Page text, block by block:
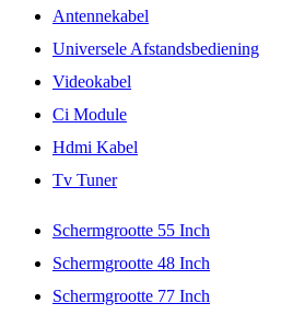
Antennekabel
Universele Afstandsbediening
Videokabel
Ci Module
Hdmi Kabel
Tv Tuner
Schermgrootte 55 Inch
Schermgrootte 48 Inch
Schermgrootte 77 Inch